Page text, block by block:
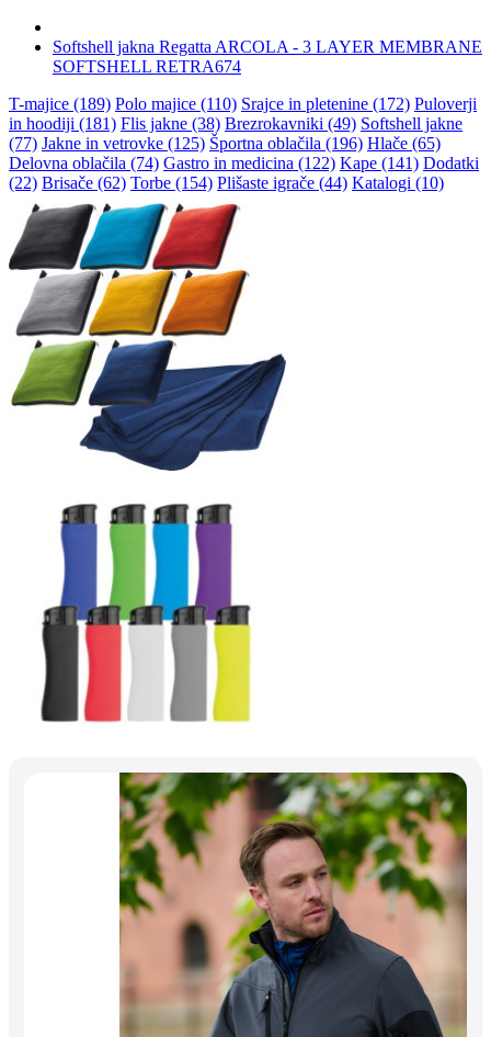
Softshell jakna Regatta ARCOLA - 3 LAYER MEMBRANE
SOFTSHELL RETRA674
T-majice (189) Polo majice (110) Srajce in pletenine (172) Puloverji
in hoodiji (181) Flis jakne (38) Brezrokavniki (49) Softshell jakne
(77) Jakne in vetrovke (125) Športna oblačila (196) Hlače (65)
Delovna oblačila (74) Gastro in medicina (122) Kape (141) Dodatki
(22) Brisače (62) Torbe (154) Plišaste igrače (44) Katalogi (10)